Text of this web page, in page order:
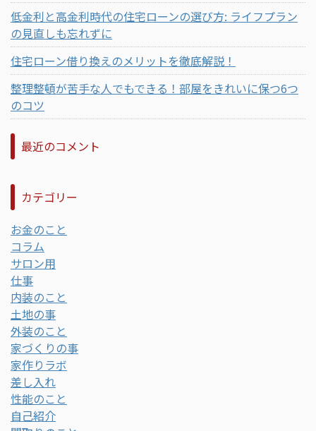
低金利と高金利時代の住宅ローンの選び方: ライフプラン
の見直しも忘れずに
住宅ローン借り換えのメリットを徹底解説！
整理整頓が苦手な人でもできる！部屋をきれいに保つ6つ
のコツ
最近のコメント
カテゴリー
お金のこと
コラム
サロン用
仕事
内装のこと
土地の事
外装のこと
家づくりの事
家作りラボ
差し入れ
性能のこと
自己紹介